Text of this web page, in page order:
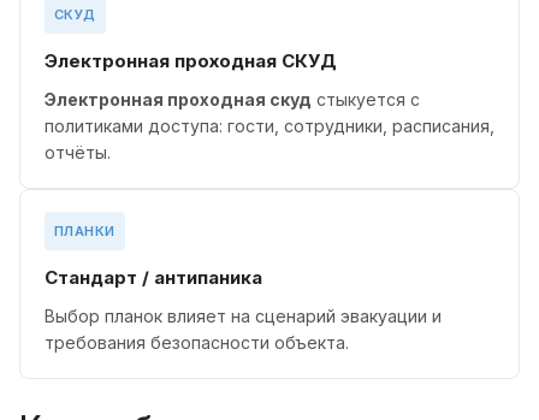
СКУД
Электронная проходная СКУД
Электронная проходная скуд стыкуется с
политиками доступа: гости, сотрудники, расписания,
отчёты.
ПЛАНКИ
Стандарт / антипаника
Выбор планок влияет на сценарий эвакуации и
требования безопасности объекта.